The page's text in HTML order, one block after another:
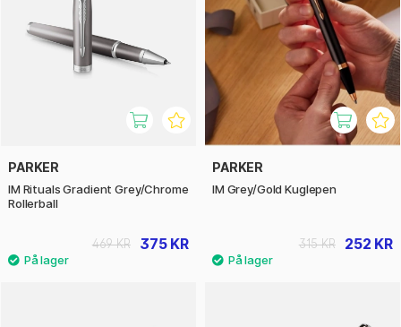
PARKER
IM Rituals Gradient Grey/Chrome
Rollerball
375 KR
469 KR
PARKER
IM Grey/Gold Kuglepen
252 KR
315 KR